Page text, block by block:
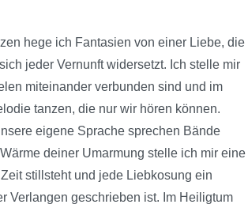
hege ich Fantasien von einer Liebe, die
jeder Vernunft widersetzt. Ich stelle mir
miteinander verbunden sind und im
tanzen, die nur wir hören können.
eigene Sprache sprechen Bände
deiner Umarmung stelle ich mir eine
stillsteht und jede Liebkosung ein
Verlangen geschrieben ist. Im Heiligtum